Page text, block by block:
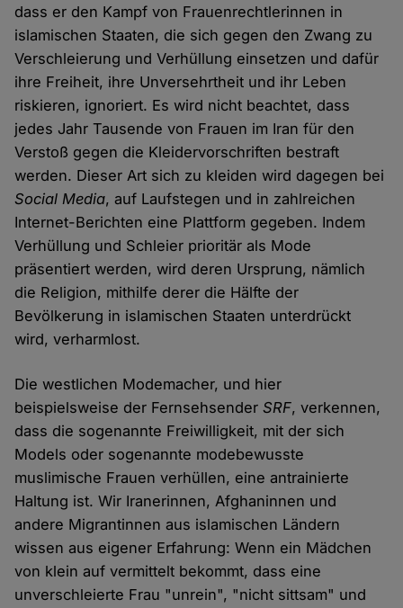
dass er den Kampf von Frauenrechtlerinnen in
islamischen Staaten, die sich gegen den Zwang zu
Verschleierung und Verhüllung einsetzen und dafür
ihre Freiheit, ihre Unversehrtheit und ihr Leben
riskieren, ignoriert. Es wird nicht beachtet, dass
jedes Jahr Tausende von Frauen im Iran für den
Verstoß gegen die Kleidervorschriften bestraft
werden. Dieser Art sich zu kleiden wird dagegen bei
Social Media, auf Laufstegen und in zahlreichen
Internet-Berichten eine Plattform gegeben. Indem
Verhüllung und Schleier prioritär als Mode
präsentiert werden, wird deren Ursprung, nämlich
die Religion, mithilfe derer die Hälfte der
Bevölkerung in islamischen Staaten unterdrückt
wird, verharmlost.
Die westlichen Modemacher, und hier
beispielsweise der FernsehsenderSRF, verkennen,
dass die sogenannte Freiwilligkeit, mit der sich
Models oder sogenannte modebewusste
muslimische Frauen verhüllen, eine antrainierte
Haltung ist. Wir Iranerinnen, Afghaninnen und
andere Migrantinnen aus islamischen Ländern
wissen aus eigener Erfahrung: Wenn ein Mädchen
von klein auf vermittelt bekommt, dass eine
unverschleierte Frau "unrein", "nicht sittsam" und